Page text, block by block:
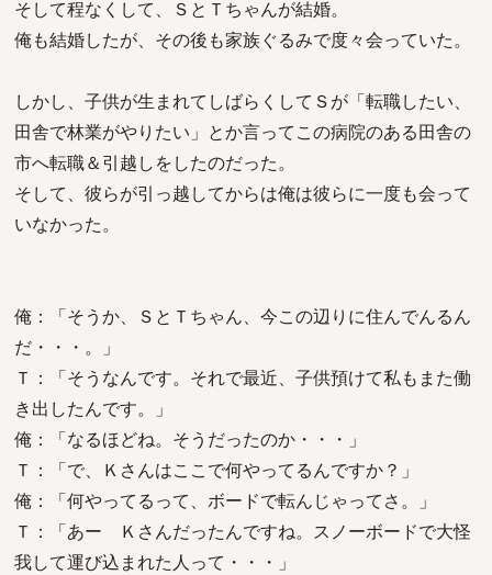
そして程なくして、ＳとＴちゃんが結婚。
俺も結婚したが、その後も家族ぐるみで度々会っていた。
しかし、子供が生まれてしばらくしてＳが「転職したい、
田舎で林業がやりたい」とか言ってこの病院のある田舎の
市へ転職＆引越しをしたのだった。
そして、彼らが引っ越してからは俺は彼らに一度も会って
いなかった。
俺：「そうか、ＳとＴちゃん、今この辺りに住んでんるん
だ・・・。」
Ｔ：「そうなんです。それで最近、子供預けて私もまた働
き出したんです。」
俺：「なるほどね。そうだったのか・・・」
Ｔ：「で、Ｋさんはここで何やってるんですか？」
俺：「何やってるって、ボードで転んじゃってさ。」
Ｔ：「あー Ｋさんだったんですね。スノーボードで大怪
我して運び込まれた人って・・・」